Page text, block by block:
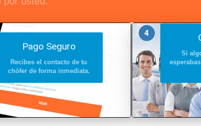
Pago Seguro
Recibes el contacto de tu
chófer de forma inmediata.
Si